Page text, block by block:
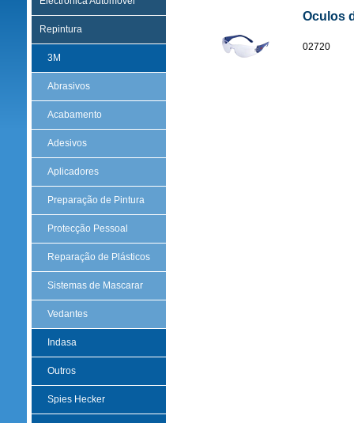
Repintura
3M
Abrasivos
Acabamento
Adesivos
Aplicadores
Preparação de Pintura
Protecção Pessoal
Reparação de Plásticos
Sistemas de Mascarar
Vedantes
Indasa
Outros
Spies Hecker
Oculos
02720